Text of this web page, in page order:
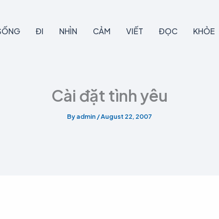
ĐI NHÌN CẢM VIẾT ĐỌC KHỎE
Cài đặt tình yêu
Byadmin /August 22, 2007